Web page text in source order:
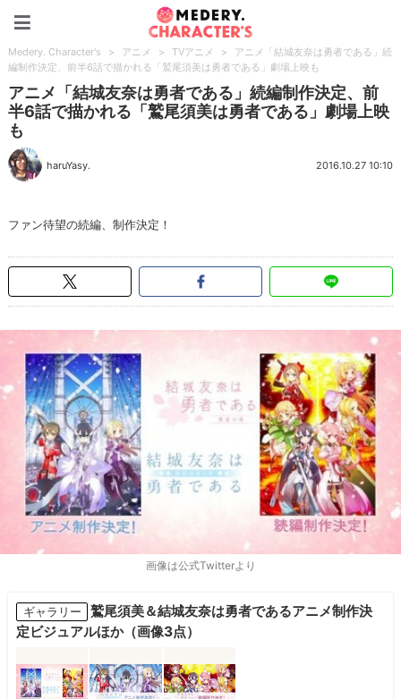
Medery. Character's > アニメ > TVアニメ >
アニメ「結城友奈は勇者である」続
編制作決定、前半6話で描かれる「鷲尾須美は勇者である」劇場上映も
アニメ「結城友奈は勇者である」続編制作決定、前
半6話で描かれる「鷲尾須美は勇者である」劇場上映
も
haruYasy. 2016.10.27 10:10
ファン待望の続編、制作決定！
画像は公式Twitterより
ギャラリー
鷲尾須美＆結城友奈は勇者であるアニメ制作決
定ビジュアルほか（画像3点）